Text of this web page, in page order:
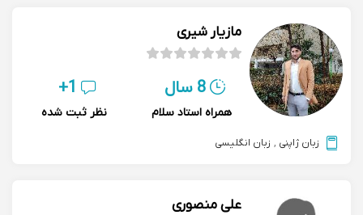
مازیار شیری
8 سال
همراه استاد سلام
1+
نظر ثبت شده
زبان ژاپنی , زبان انگلیسی
علی منصوری